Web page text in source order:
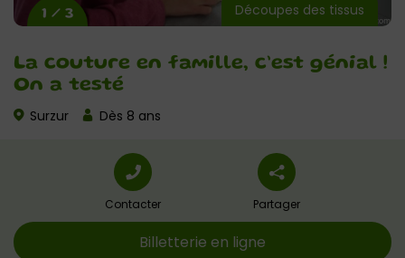
La couture en famille, c’est génial !
On a testé
Surzur Dès 8 ans
Découpes des tissus
1 / 3
Contacter Partager
Billetterie en ligne